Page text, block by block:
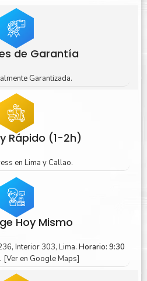
de Garantía
Garantizada.
Rápido (1-2h)
en Lima y Callao.
Hoy Mismo
Interior 303, Lima. Horario: 9:30
[Ver en Google Maps]